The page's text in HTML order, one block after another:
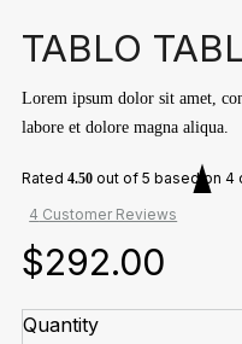
TABLO
Lorem ipsum dolor sit amet,
labore et dolore magna aliqua.
Rated4.50 out of 5 based on4
4 Customer Reviews
$292.00
Quantity